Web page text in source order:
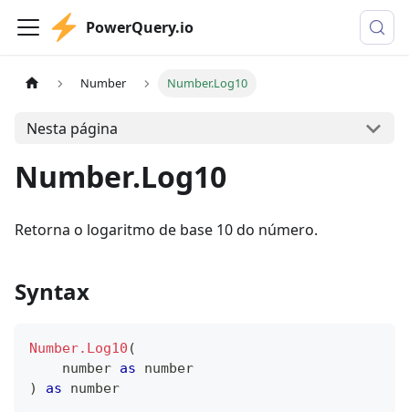
PowerQuery.io
Number Number.Log10
Nesta página
Number.Log10
Retorna o logaritmo de base 10 do número.
Syntax
Number.Log10 (
number as
number
)
as number